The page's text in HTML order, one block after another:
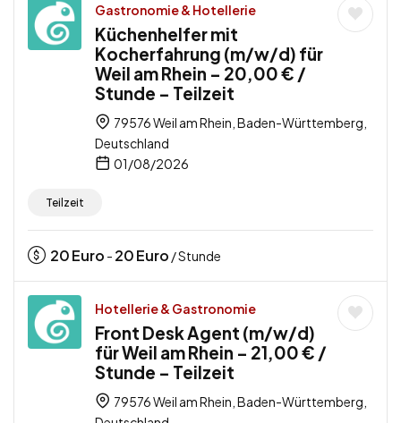
Gastronomie & Hotellerie
Küchenhelfer mit
Kocherfahrung (m/w/d) für
Weil am Rhein – 20,00 € /
Stunde – Teilzeit
79576 Weil am Rhein, Baden-Württemberg,
Deutschland
01/08/2026
Teilzeit
20Euro - 20Euro / Stunde
Hotellerie & Gastronomie
Front Desk Agent (m/w/d)
für Weil am Rhein – 21,00 € /
Stunde – Teilzeit
79576 Weil am Rhein, Baden-Württemberg,